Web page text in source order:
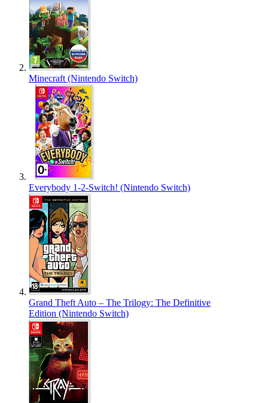
Minecraft (Nintendo Switch)
Everybody 1-2-Switch! (Nintendo Switch)
Grand Theft Auto – The Trilogy: The Definitive
Edition (Nintendo Switch)